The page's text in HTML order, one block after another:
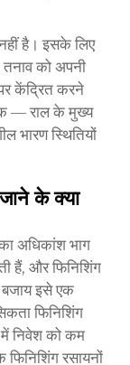
है। इसके लिए
को अपनी
केंद्रित करने
— राल के मुख्य
भारण स्थितियों
के क्या
अधिकांश भाग
हैं, और फिनिशिंग
बजाय इसे एक
फिनिशिंग
में निवेश को कम
रसायनों